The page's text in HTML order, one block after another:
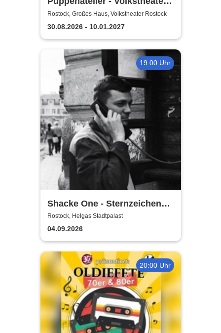
Rostock
Rostock, Großes Haus, Volkstheater Rostock
30.08.2026 - 10.01.2027
19:00 Uhr
Shacke One - Sternzeichen
Boss Tour
Rostock, Helgas Stadtpalast
04.09.2026
20:00 Uhr